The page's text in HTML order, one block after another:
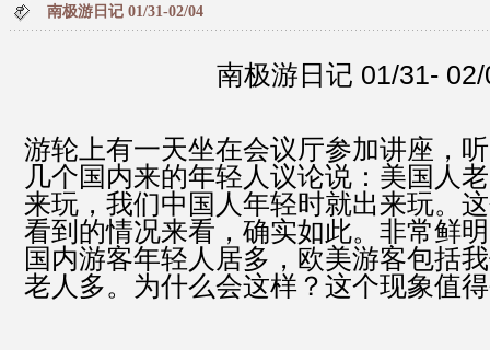
南极游日记 01/31-02/04
南极游日记 01/31- 02/
游轮上有一天坐在会议厅参加讲座，
几个国内来的年轻人议论说：美国人
来玩，我们中国人年轻时就出来玩。
看到的情况来看，确实如此。非常鲜
国内游客年轻人居多，欧美游客包括
老人多。为什么会这样？这个现象值